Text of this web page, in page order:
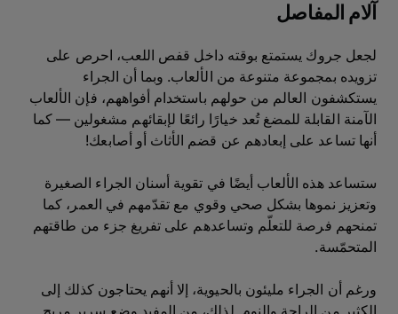
آلام المفاصل
لجعل جروك يستمتع بوقته داخل قفص اللعب، احرص على
تزويده بمجموعة متنوعة من الألعاب. وبما أن الجراء
يستكشفون العالم من حولهم باستخدام أفواههم، فإن الألعاب
الآمنة القابلة للمضغ تُعد خيارًا رائعًا لإبقائهم مشغولين — كما
أنها تساعد على إبعادهم عن قضم الأثاث أو أصابعك!
ستساعد هذه الألعاب أيضًا في تقوية أسنان الجراء الصغيرة
وتعزيز نموها بشكل صحي وقوي مع تقدّمهم في العمر، كما
تمنحهم فرصة للتعلّم وتساعدهم على تفريغ جزء من طاقتهم
المتحمّسة.
ورغم أن الجراء مليئون بالحيوية، إلا أنهم يحتاجون كذلك إلى
الكثير من الراحة والنوم. لذلك، من المفيد وضع سرير مريح